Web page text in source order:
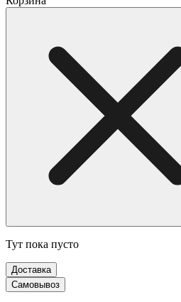
Тут пока пусто
Доставка
Самовывоз